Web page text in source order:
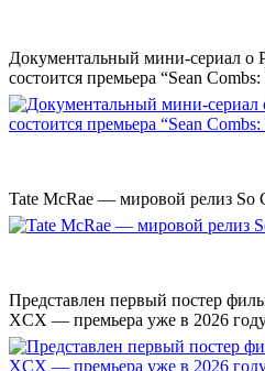
Документальный мини-сериал о
состоится премьера “Sean
Tate McRae — мировой релиз So
Представлен первый постер
XCX — премьера уже в 2026